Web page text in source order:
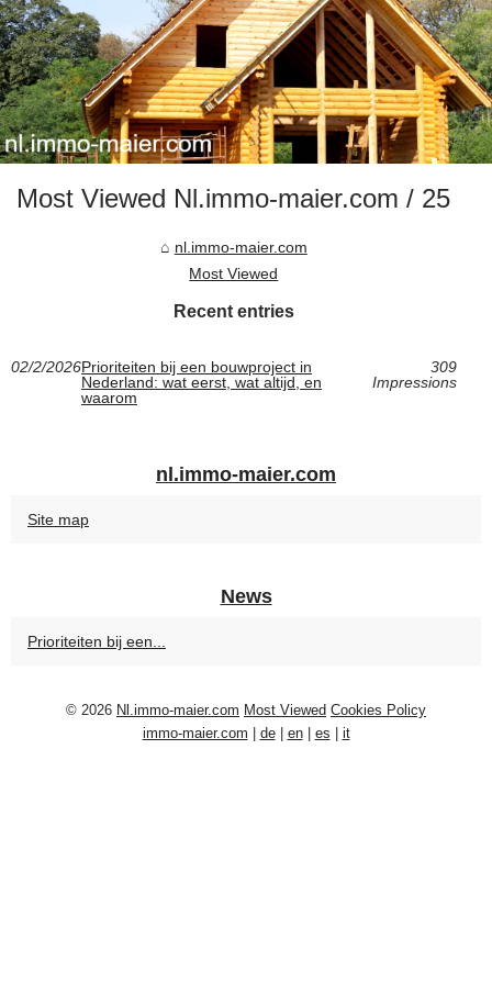
Most Viewed Nl.immo-maier.com / 25
nl.immo-maier.com
Most Viewed
Recent entries
02/2/2026Prioriteiten bij een bouwproject in
Nederland: wat eerst, wat altijd, en
waarom
309
Impressions
nl.immo-maier.com
Site map
News
Prioriteiten bij een...
© 2026 Nl.immo-maier.com Most Viewed Cookies Policy
immo-maier.com
de| en| es it